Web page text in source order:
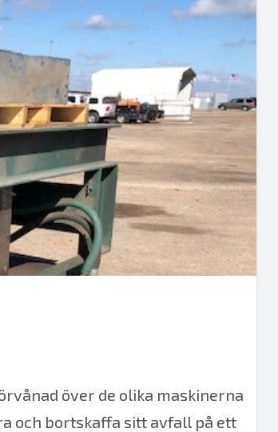
över de olika maskinerna
och bortskaffa sitt avfall på ett